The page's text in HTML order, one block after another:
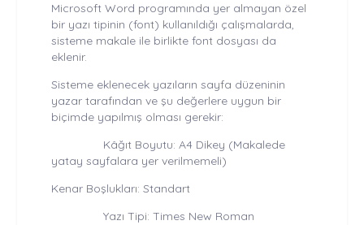
Microsoft Word programında yer almayan özel
bir yazı tipinin (font) kullanıldığı çalışmalarda,
sisteme makale ile birlikte font dosyası da
eklenir.
Sisteme eklenecek yazıların sayfa düzeninin
yazar tarafından ve şu değerlere uygun bir
biçimde yapılmış olması gerekir:
Kâğıt Boyutu: A4 Dikey (Makalede
yatay sayfalara yer verilmemeli)
Kenar Boşlukları: Standart
Yazı Tipi: Times New Roman